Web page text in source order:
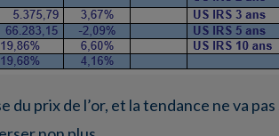
prix de l’or, et la tendance ne va pas